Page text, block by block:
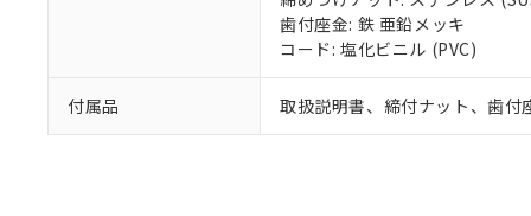
歯付座金: 鉄 亜鉛メッキ
コード: 塩化ビニル (PVC)
付属品 取扱説明書、締付ナット、歯付